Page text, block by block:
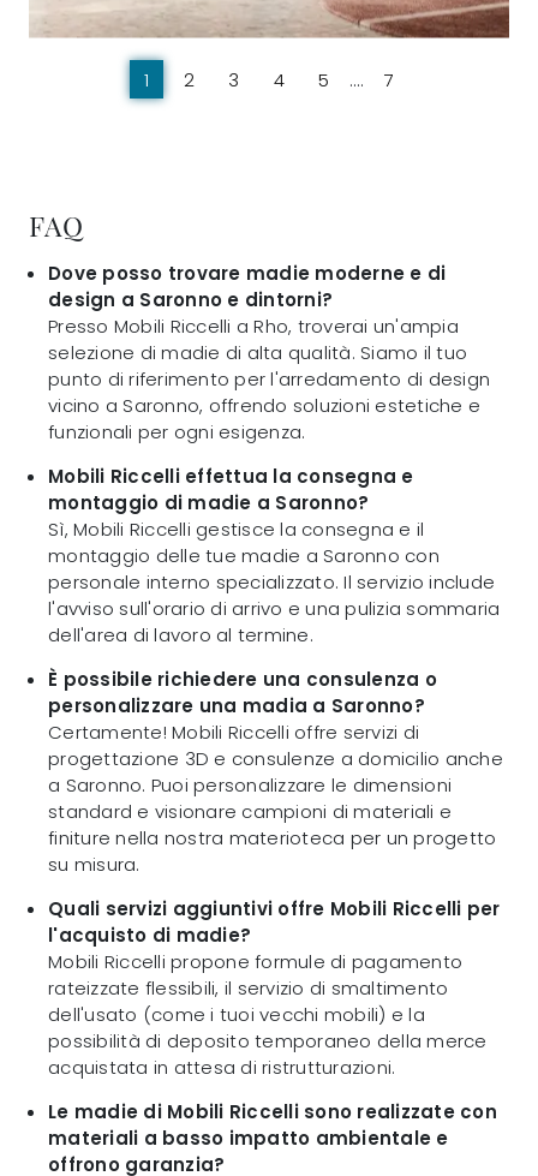
1 2 3 4 5 .... 7
FAQ
Dove posso trovare madie moderne e di
design a Saronno e dintorni?
Presso Mobili Riccelli a Rho, troverai un'ampia
selezione di madie di alta qualità. Siamo il tuo
punto di riferimento per l'arredamento di design
vicino a Saronno, offrendo soluzioni estetiche e
funzionali per ogni esigenza.
Mobili Riccelli effettua la consegna e
montaggio di madie a Saronno?
Sì, Mobili Riccelli gestisce la consegna e il
montaggio delle tue madie a Saronno con
personale interno specializzato. Il servizio include
l'avviso sull'orario di arrivo e una pulizia sommaria
dell'area di lavoro al termine.
È possibile richiedere una consulenza o
personalizzare una madia a Saronno?
Certamente! Mobili Riccelli offre servizi di
progettazione 3D e consulenze a domicilio anche
a Saronno. Puoi personalizzare le dimensioni
standard e visionare campioni di materiali e
finiture nella nostra materioteca per un progetto
su misura.
Quali servizi aggiuntivi offre Mobili Riccelli per
l'acquisto di madie?
Mobili Riccelli propone formule di pagamento
rateizzate flessibili, il servizio di smaltimento
dell'usato (come i tuoi vecchi mobili) e la
possibilità di deposito temporaneo della merce
acquistata in attesa di ristrutturazioni.
Le madie di Mobili Riccelli sono realizzate con
materiali a basso impatto ambientale e
offrono garanzia?